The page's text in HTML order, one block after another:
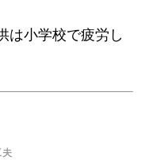
は小学校で疲労し